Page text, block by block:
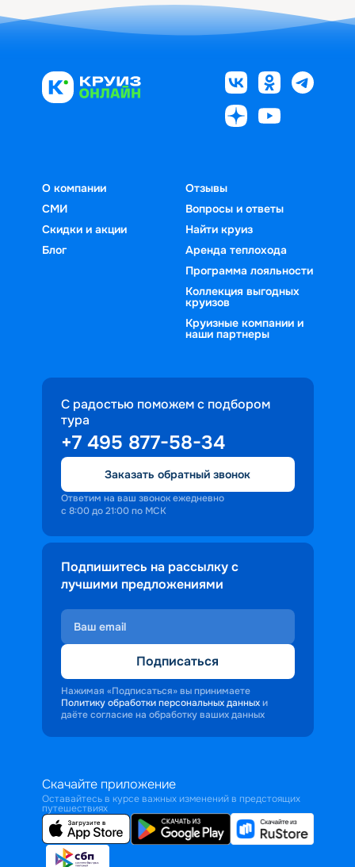
О компании
СМИ
Скидки и акции
Блог
Отзывы
Вопросы и ответы
Найти круиз
Аренда теплохода
Программа лояльности
Коллекция выгодных
круизов
Круизные компании и
наши партнеры
С радостью поможем с подбором
тура
+7 495 877-58-34
Заказать обратный звонок
Ответим на ваш звонок ежедневно
с 8:00 до 21:00 по МСК
Подпишитесь на рассылку с
лучшими предложениями
Подписаться
Нажимая «Подписаться» вы принимаете
Политику обработки персональных данных и
даёте согласие на обработку ваших данных
Скачайте приложение
Оставайтесь в курсе важных изменений в предстоящих
путешествиях